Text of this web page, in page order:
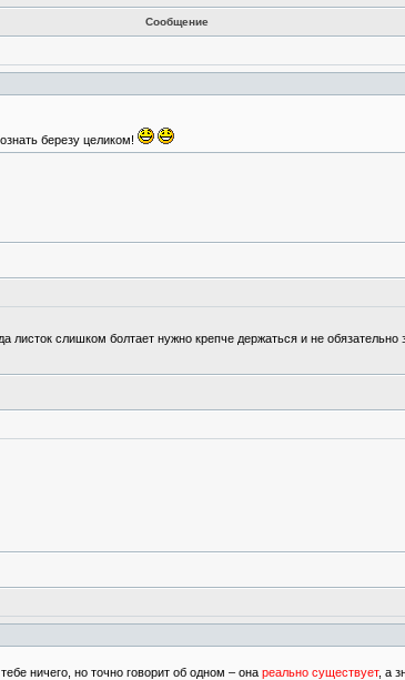
Сообщение
березу целиком!
листок слишком болтает нужно крепче держаться и не обязательно
ничего, но точно говорит об одном – она реально существует, а